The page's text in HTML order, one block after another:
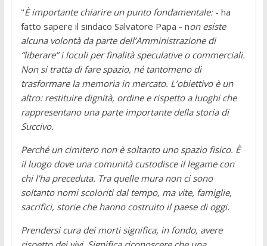
"È importante chiarire un punto fondamentale:- ha
fatto sapere il sindaco Salvatore Papa - non esiste
alcuna volontà da parte dell’Amministrazione di
“liberare” i loculi per finalità speculative o commerciali.
Non si tratta di fare spazio, né tantomeno di
trasformare la memoria in mercato. L’obiettivo è un
altro: restituire dignità, ordine e rispetto a luoghi che
rappresentano una parte importante della storia di
Succivo.
Perché un cimitero non è soltanto uno spazio fisico. È
il luogo dove una comunità custodisce il legame con
chi l’ha preceduta. Tra quelle mura non ci sono
soltanto nomi scoloriti dal tempo, ma vite, famiglie,
sacrifici, storie che hanno costruito il paese di oggi.
Prendersi cura dei morti significa, in fondo, avere